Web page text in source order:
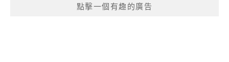
點擊一個有趣的廣告